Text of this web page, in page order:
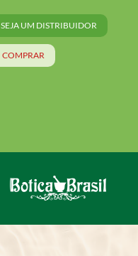
SEJA UM DISTRIBUIDOR
COMPRAR